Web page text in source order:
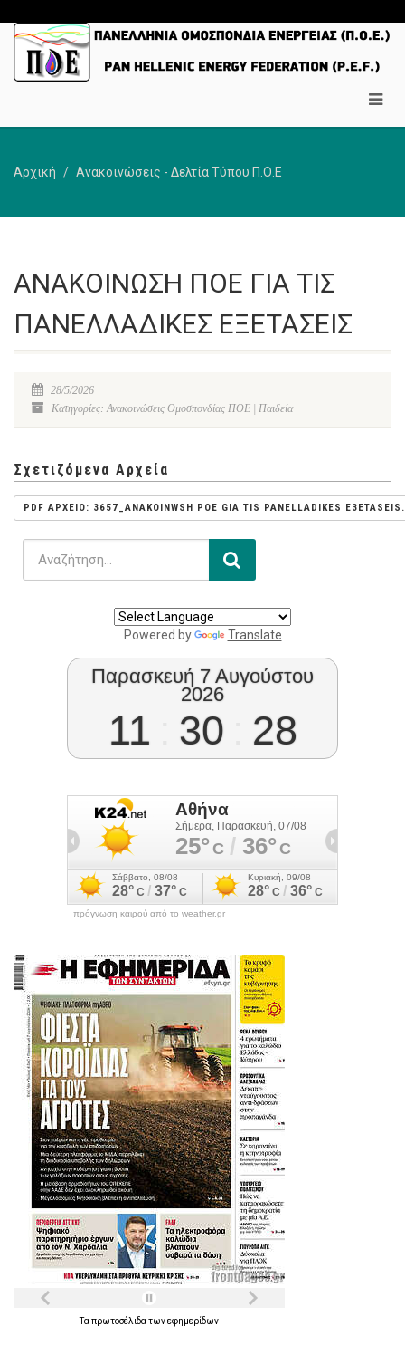
Αρχική Ανακοινώσεις - Δελτία Τύπου Π.Ο.Ε
ΑΝΑΚΟΙΝΩΣΗ ΠΟΕ ΓΙΑ ΤΙΣ
ΠΑΝΕΛΛΑΔΙΚΕΣ ΕΞΕΤΑΣΕΙΣ
28/5/2026
Κατηγορίες: Ανακοινώσεις Ομοσπονδίας ΠΟΕ | Παιδεία
Σχετιζόμενα Αρχεία
PDF ΑΡΧΕΙΟ: 3657_ANAKOINWSH POE GIA TIS PANELLADIKES
Powered by Translate
Παρασκευή 7 Αυγούστου
2026
11 30 28
πρόγνωση καιρού από το weather.gr
Τα πρωτοσέλιδα τωνεφημερίδων